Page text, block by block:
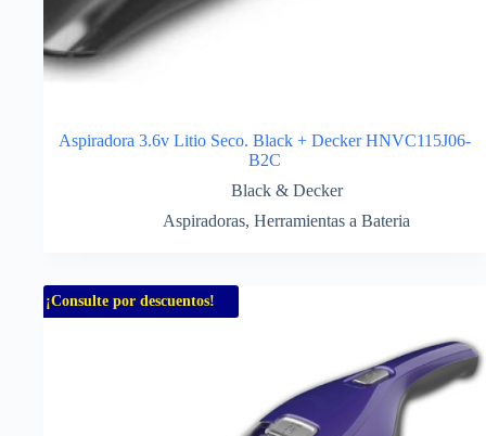
Aspiradora 3.6v Litio Seco. Black + Decker HNVC115J06-
B2C
Black & Decker
Aspiradoras, Herramientas a Bateria
¡Consulte por descuentos!